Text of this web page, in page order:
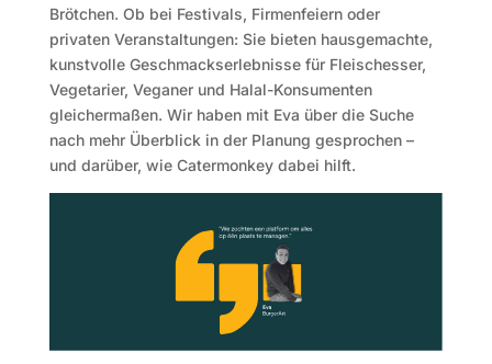
Brötchen. Ob bei Festivals, Firmenfeiern oder
privaten Veranstaltungen: Sie bieten hausgemachte,
kunstvolle Geschmackserlebnisse für Fleischesser,
Vegetarier, Veganer und Halal-Konsumenten
gleichermaßen. Wir haben mit Eva über die Suche
nach mehr Überblick in der Planung gesprochen –
und darüber, wie Catermonkey dabei hilft.